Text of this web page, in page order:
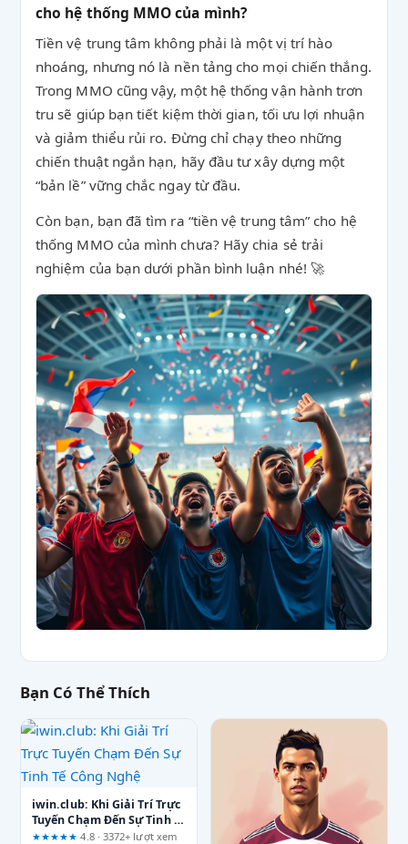
cho hệ thống MMO của mình?
Tiền vệ trung tâm không phải là một vị trí hào
nhoáng, nhưng nó là nền tảng cho mọi chiến thắng.
Trong MMO cũng vậy, một hệ thống vận hành trơn
tru sẽ giúp bạn tiết kiệm thời gian, tối ưu lợi nhuận
và giảm thiểu rủi ro. Đừng chỉ chạy theo những
chiến thuật ngắn hạn, hãy đầu tư xây dựng một
“bản lề” vững chắc ngay từ đầu.
Còn bạn, bạn đã tìm ra “tiền vệ trung tâm” cho hệ
thống MMO của mình chưa? Hãy chia sẻ trải
nghiệm của bạn dưới phần bình luận nhé! 🚀
Bạn Có Thể Thích
iwin.club: Khi Giải Trí Trực
Tuyến Chạm Đến Sự Tinh Tế
Công Nghệ
★★★★★4.8 · 3372+ lượt xem